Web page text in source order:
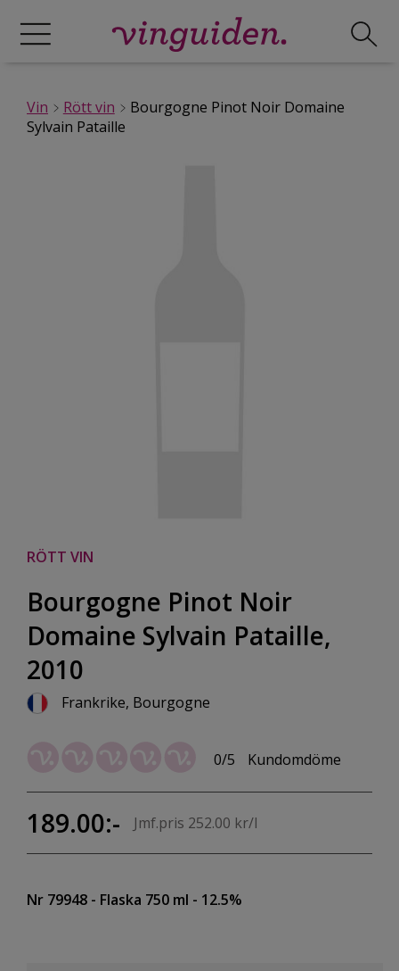
Vin Rött vin
Bourgogne Pinot Noir Domaine
Sylvain Pataille
RÖTT VIN
Bourgogne Pinot Noir
Domaine Sylvain Pataille,
2010
Frankrike, Bourgogne
0/5 Kundomdöme
189.00:- Jmf.pris 252.00 kr/l
Nr 79948 - Flaska 750 ml - 12.5%